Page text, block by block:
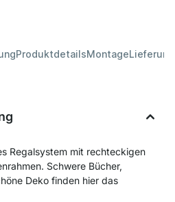
ProduktdetailsMontage
Regalsystem mit rechteckigen
Schwere Bücher,
Deko finden hier das